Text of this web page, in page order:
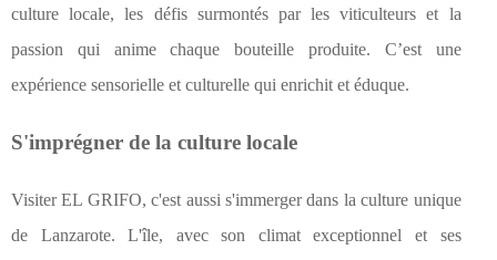
culture locale, les défis surmontés par les viticulteurs et la
passion qui anime chaque bouteille produite. C’est une
expérience sensorielle et culturelle qui enrichit et éduque.
S'imprégner de la culture locale
Visiter EL GRIFO, c'est aussi s'immerger dans la culture unique
de Lanzarote. L'île, avec son climat exceptionnel et ses